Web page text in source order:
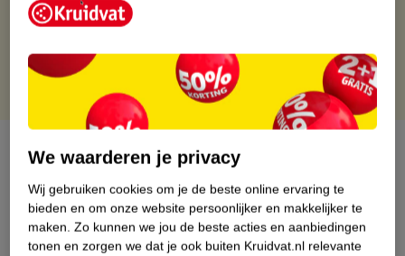
Gratis retourneren via verkooppartner.
Gratis punten met je Kruidvat kaart
Over dit product
Productinformatie
Nature Impact Score
We waarderen je privacy
Wij gebruiken cookies om je de beste online ervaring te
bieden en om onze website persoonlijker en makkelijker te
maken. Zo kunnen we jou de beste acties en aanbiedingen
tonen en zorgen we dat je ook buiten Kruidvat.nl relevante